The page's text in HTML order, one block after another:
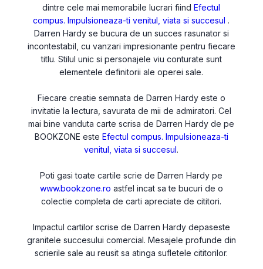
dintre cele mai memorabile lucrari fiindEfectul
compus. Impulsioneaza-ti venitul, viata si succesul .
Darren Hardy se bucura de un succes rasunator si
incontestabil, cu vanzari impresionante pentru fiecare
titlu. Stilul unic si personajele viu conturate sunt
elementele definitorii ale operei sale.
Fiecare creatie semnata de Darren Hardy este o
invitatie la lectura, savurata de mii de admiratori. Cel
mai bine vanduta carte scrisa de Darren Hardy de pe
BOOKZONE este Efectul compus. Impulsioneaza-ti
venitul, viata si succesul.
Poti gasi toate cartile scrie de Darren Hardy pe
www.bookzone.ro astfel incat sa te bucuri de o
colectie completa de carti apreciate de cititori.
Impactul cartilor scrise de Darren Hardy depaseste
granitele succesului comercial. Mesajele profunde din
scrierile sale au reusit sa atinga sufletele cititorilor.